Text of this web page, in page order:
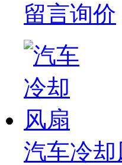
留言询价
汽车冷却